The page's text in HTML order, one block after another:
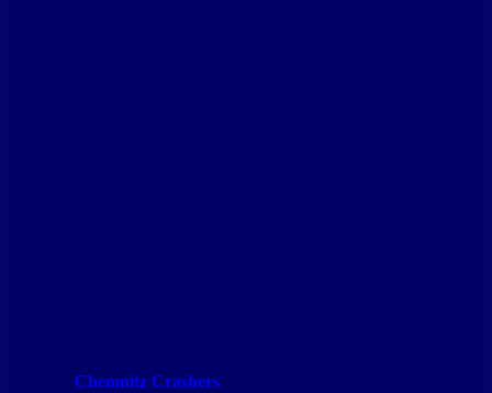
Chemnitz Crashers